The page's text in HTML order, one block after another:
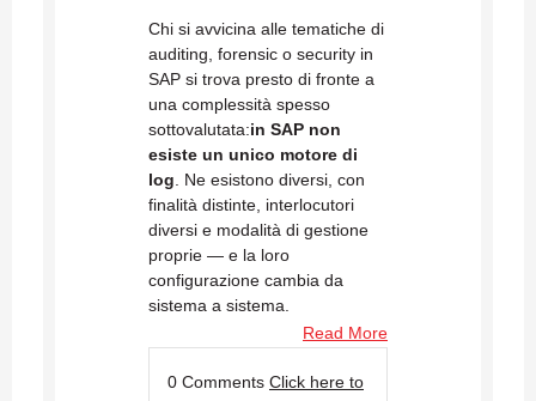
Chi si avvicina alle tematiche di
auditing, forensic o security in
SAP si trova presto di fronte a
una complessità spesso
sottovalutata:in SAP non
esiste un unico motore di
log . Ne esistono diversi, con
finalità distinte, interlocutori
diversi e modalità di gestione
proprie — e la loro
configurazione cambia da
sistema a sistema.
Read More
0 Comments Click here to